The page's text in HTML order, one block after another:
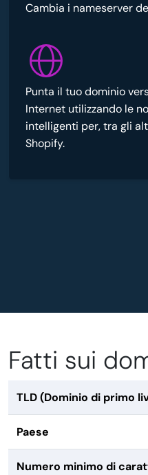
Cambia i nameserver
Punta il tuo dominio
Internet utilizzando le
intelligenti per, tra gli
Shopify.
Fatti sui
TLD (Dominio di primo
Paese
Numero minimo di